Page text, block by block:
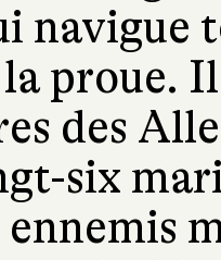
navigue
proue.
des
six
ennemis